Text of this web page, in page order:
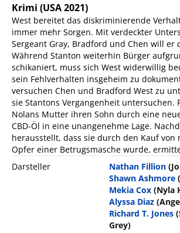
Krimi (USA 2021)
West bereitet das diskriminierende
immer mehr Sorgen. Mit verdeckter
Sergeant Gray, Bradford und Chen will er
Während Stanton weiterhin Bürger
schikaniert, muss sich West widerwillig
sein Fehlverhalten insgeheim zu
versuchen Chen und Bradford West zu
sie Stantons Vergangenheit untersuchen.
Nolans Mutter ihren Sohn durch eine
CBD-Öl in eine unangenehme Lage.
herausstellt, dass sie durch den Kauf von
Opfer einer Betrugsmasche wurde,
Darsteller
Nathan Fillion
Shawn Ashmore
Mekia Cox (Nyla
Alyssa Diaz
Richard T. Jones
Grey)